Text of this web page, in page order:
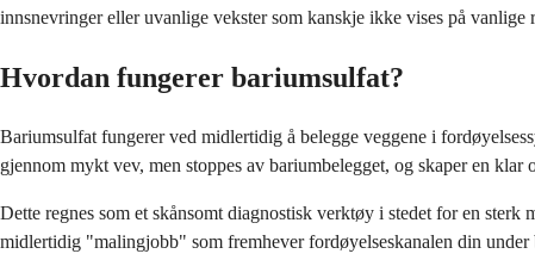
innsnevringer eller uvanlige vekster som kanskje ikke vises på vanlige
Hvordan fungerer bariumsulfat?
Bariumsulfat fungerer ved midlertidig å belegge veggene i
gjennom mykt vev, men stoppes av bariumbelegget, og skaper en klar
Dette regnes som et skånsomt diagnostisk verktøy i stedet for en
midlertidig "malingjobb" som fremhever fordøyelseskanalen din